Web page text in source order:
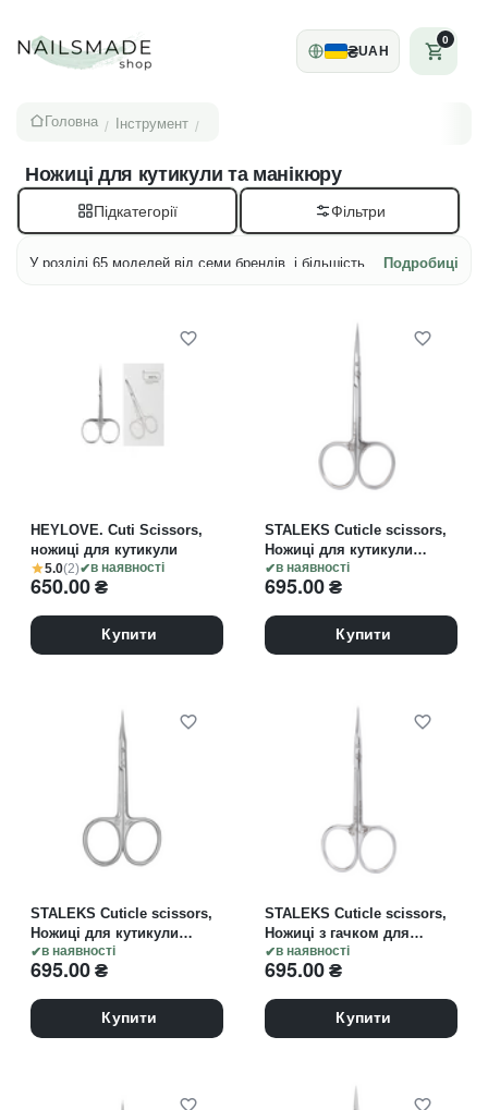
₴UAH
0
Головна / Інструмент /
Ножиці для кутикули та манікюру
Підкатегорії
У розділі 65 моделей від семи брендів, і більшість
HEYLOVE та OLTON. Поруч із кутикульними лежать
ножиці для нігтів, для брів, дитячі й мікроножиці-
твізери, тому починати зручніше з фільтра «Вид», а
не з гортання гриду. Виконань для лівші тут п’ять —
чотири STALEKS і одне TOUCH.
Подробиці
5.0(2) в наявності
HEYLOVE. Cuti Scissors,
ножиці для кутикули
650.00₴
Купити
в наявності
STALEKS Cuticle scissors,
Ножиці для кутикули
EXCLUSIVE 20 TYPE 1
Magnolia
695.00₴
Купити
в наявності
STALEKS Cuticle scissors,
Ножиці для кутикули
EXCLUSIVE 20 TYPE 2
Magnolia
695.00₴
Купити
в наявності
STALEKS Cuticle scissors,
Ножиці з гачком для
кутикули EXCLUSIVE 21
TYPE 1 Magnolia
695.00₴
Купити